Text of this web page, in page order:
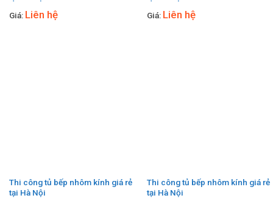
Giá: Liên hệ
Giá: Liên hệ
Thi công tủ bếp nhôm kính giá rẻ
tại Hà Nội
Thi công tủ bếp nhôm kính giá rẻ
tại Hà Nội